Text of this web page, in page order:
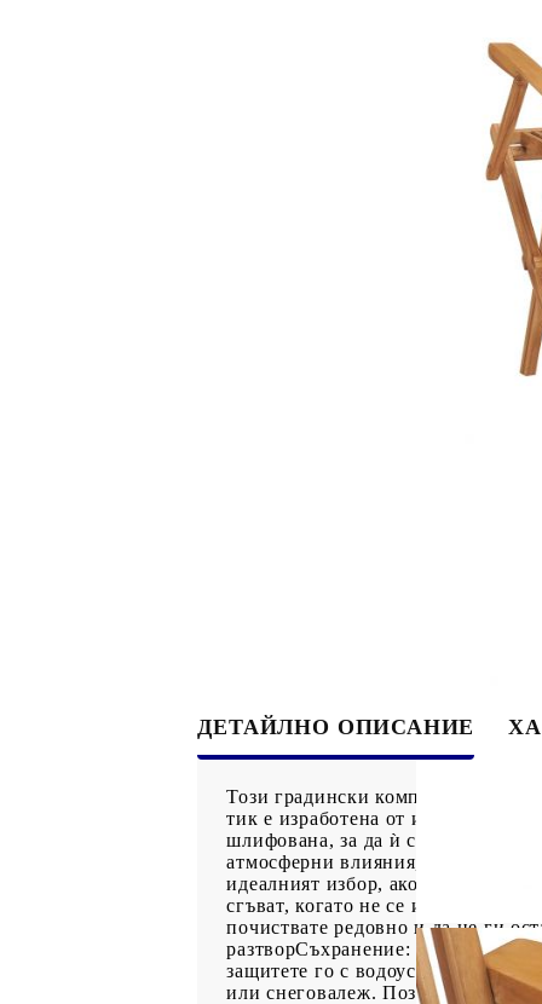
ДЕТАЙЛНО ОПИСАНИЕ
Този градински комплект
тик е изработена от
шлифована, за да ѝ се придаде
атмосферни влияния, което го
идеалният избор, ако искате да
сгъват, когато не се използват.
почиствате редовно и да не ги
разтворСъхранение: Ако е
защитете го с водоустойчиво
или снеговалеж. Позволете